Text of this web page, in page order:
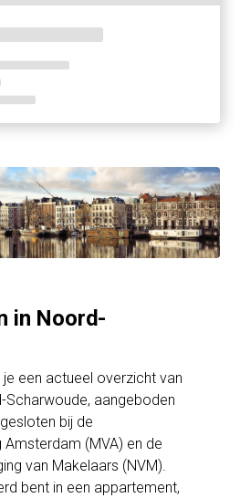
in Noord-
een actueel overzicht van
Scharwoude, aangeboden
bij de
(MVA) en de
van Makelaars (NVM).
bent in een appartement,